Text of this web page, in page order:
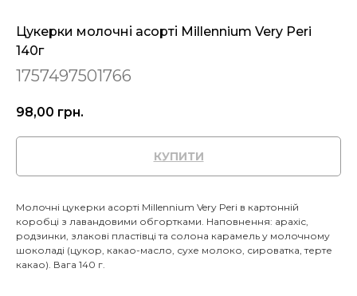
Цукерки молочні асорті Millennium Very Peri
140г
1757497501766
98,00 грн.
КУПИТИ
Молочні цукерки асорті Millennium Very Peri в картонній
коробці з лавандовими обгортками. Наповнення: арахіс,
родзинки, злакові пластівці та солона карамель у молочному
шоколаді (цукор, какао-масло, сухе молоко, сироватка, терте
какао). Вага 140 г.